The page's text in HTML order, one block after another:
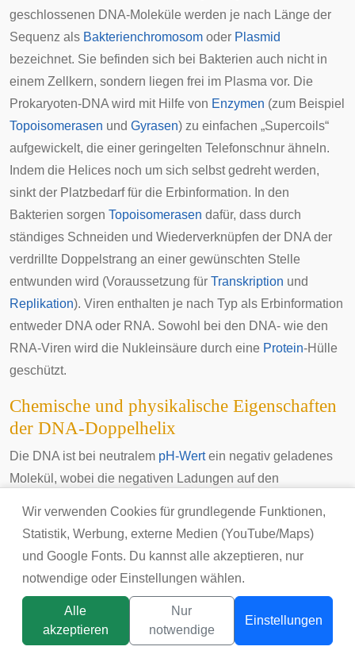
Wir verwenden Cookies für grundlegende Funktionen,
Statistik, Werbung, externe Medien (YouTube/Maps)
und Google Fonts. Du kannst alle akzeptieren, nur
notwendige oder Einstellungen wählen.
Alle
akzeptieren
Nur
notwendige
Einstellungen
geschlossenen DNA-Moleküle werden je nach Länge der
Sequenz als Bakterienchromosom oder Plasmid
bezeichnet. Sie befinden sich bei Bakterien auch nicht in
einem Zellkern, sondern liegen frei im Plasma vor. Die
Prokaryoten-DNA wird mit Hilfe von Enzymen (zum Beispiel
Topoisomerasen und Gyrasen) zu einfachen „Supercoils“
aufgewickelt, die einer geringelten Telefonschnur ähneln.
Indem die Helices noch um sich selbst gedreht werden,
sinkt der Platzbedarf für die Erbinformation. In den
Bakterien sorgen Topoisomerasen dafür, dass durch
ständiges Schneiden und Wiederverknüpfen der DNA der
verdrillte Doppelstrang an einer gewünschten Stelle
entwunden wird (Voraussetzung für Transkription und
Replikation). Viren enthalten je nach Typ als Erbinformation
entweder DNA oder RNA. Sowohl bei den DNA- wie den
RNA-Viren wird die Nukleinsäure durch eine Protein-Hülle
geschützt.
Chemische und physikalische Eigenschaften
der DNA-Doppelhelix
Die DNA ist bei neutralem pH-Wertein negativ geladenes
Molekül, wobei die negativen Ladungen auf den
der drei sauren OH-Gruppen der Phosphate mit den jeweils
benachbarten Desoxyribosen
verestert
, die dritte ist jedoch
noch vorhanden und gibt bei neutralem pH-Wert ein
ab, was die negative Ladung bewirkt. Diese Eigenschaft
macht man sich bei der
Agarose-Gelelektrophorese
Nutze, um verschiedene DNA-Stränge nach ihrer Länge